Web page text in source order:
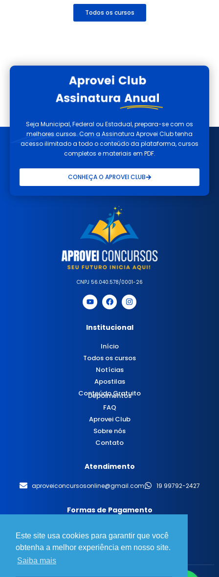
Este site usa cookies para garantir que você
obtenha a melhor experiência em nosso site.
Saiba mais
Todos os cursos
Seja Municipal, Federal ou Estadual, prepara-se com os
melhores cursos. Com a Assinatura Aprovei Club tenha
acesso ilimitado a todo o conteúdo da plataforma, cursos
completos e materiais em PDF.
CONHEÇA O APROVEI CLUB
CNPJ 56.040.578/0001-26
Institucional
Início
Todos os cursos
Notícias
Apostilas
Conteúdo Gratuito
Depoimentos
FAQ
Aprovei Club
Sobre nós
Contato
Atendimento
aproveiconcursosonline@gmail.com 19 99792-2427
Formas de Pagamento